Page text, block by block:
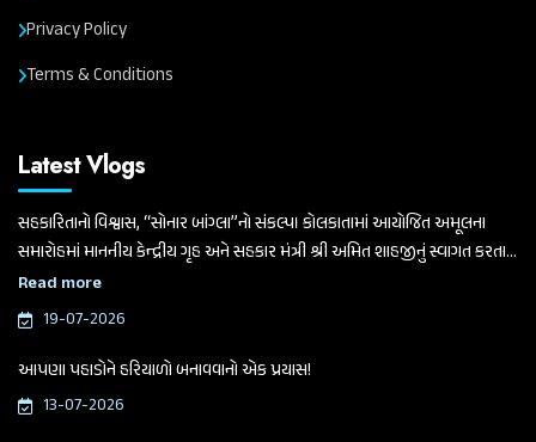
Privacy Policy
Terms & Conditions
Latest Vlogs
સહકારિતાનો વિશ્વાસ, “સોનાર બાંગ્લા”નો સંકલ્પ। કોલકાતામાં આયોજિત અમૂલના
સમારોહમાં માનનીય કેન્દ્રીય ગૃહ અને સહકાર મંત્રી શ્રી અમિત શાહજીનું સ્વાગત કરતા
ગુજરાત વિધાનસભાના માનનીય અધ્યક્ષ અને બનાસ ડેરીના ચેરમેન શ્રી શંકરભાઈ
ચૌધરી
Read more
19-07-2026
આપણા પહાડોને હરિયાળો બનાવવાનો એક પ્રયાસ!
13-07-2026